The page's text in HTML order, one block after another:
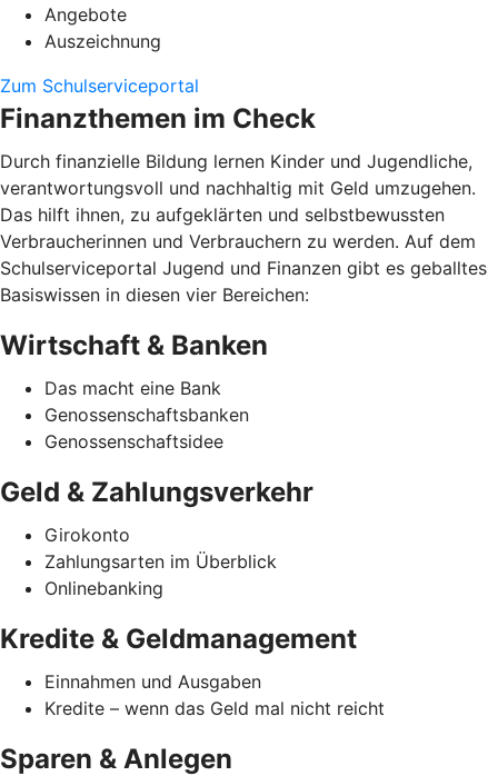
Angebote
Auszeichnung
Zum Schulserviceportal
Finanzthemen im Check
Durch finanzielle Bildung lernen Kinder und Jugendliche,
verantwortungsvoll und nachhaltig mit Geld umzugehen.
Das hilft ihnen, zu aufgeklärten und selbstbewussten
Verbraucherinnen und Verbrauchern zu werden. Auf dem
Schulserviceportal Jugend und Finanzen gibt es geballtes
Basiswissen in diesen vier Bereichen:
Wirtschaft & Banken
Das macht eine Bank
Genossenschaftsbanken
Genossenschaftsidee
Geld & Zahlungsverkehr
Girokonto
Zahlungsarten im Überblick
Onlinebanking
Kredite & Geldmanagement
Einnahmen und Ausgaben
Kredite – wenn das Geld mal nicht reicht
Sparen & Anlegen